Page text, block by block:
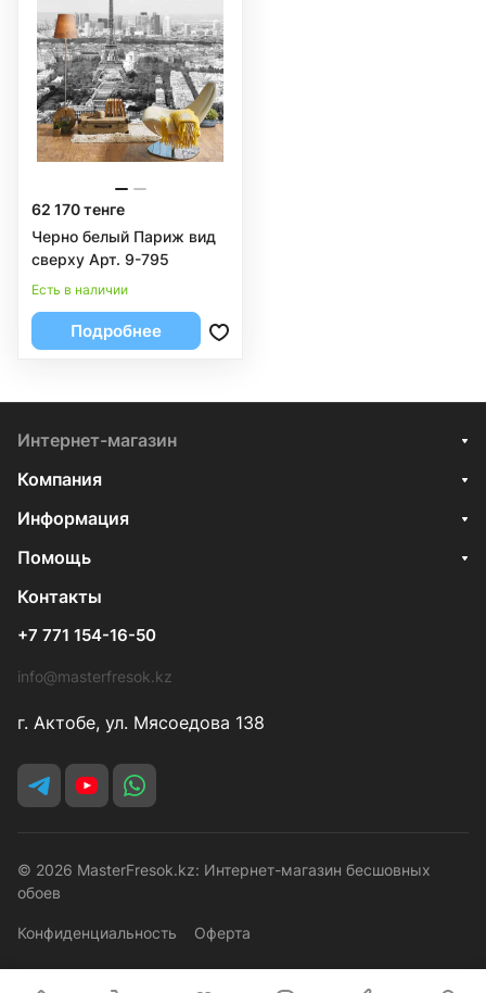
62 170 тенге
Черно белый Париж вид
сверху Арт. 9-795
Есть в наличии
Подробнее
Интернет-магазин
Компания
Информация
Помощь
Контакты
+7 771 154-16-50
info@masterfresok.kz
г. Актобе, ул. Мясоедова 138
© 2026 MasterFresok.kz: Интернет-магазин бесшовных
обоев
Конфиденциальность Оферта